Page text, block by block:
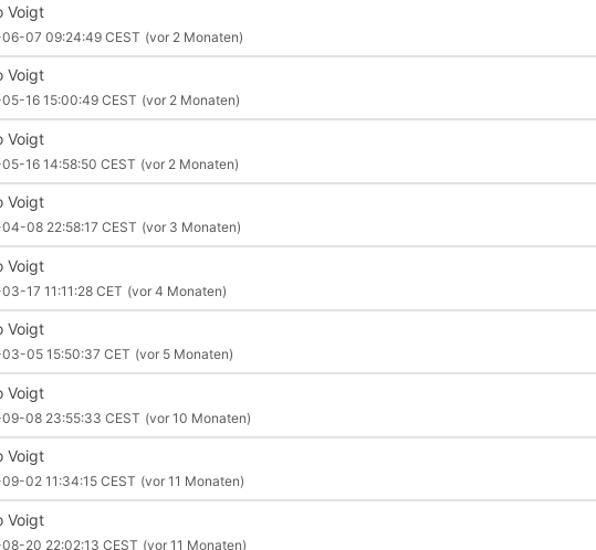
Voigt
07 09:24:49 CEST (vor 2 Monaten)
Voigt
16 15:00:49 CEST (vor 2 Monaten)
Voigt
16 14:58:50 CEST (vor 2 Monaten)
Voigt
08 22:58:17 CEST (vor 3 Monaten)
Voigt
17 11:11:28 CET (vor 4 Monaten)
Voigt
05 15:50:37 CET (vor 5 Monaten)
Voigt
08 23:55:33 CEST (vor 10 Monaten)
Voigt
02 11:34:15 CEST (vor 11 Monaten)
Voigt
20 22:02:13 CEST (vor 11 Monaten)